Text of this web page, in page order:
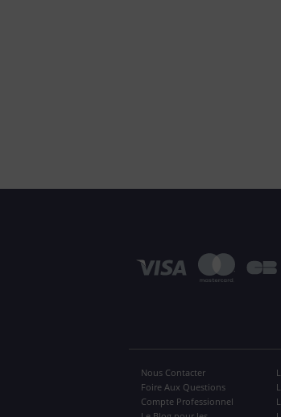
Nous Contacter
Foire Aux Questions
Compte Professionnel